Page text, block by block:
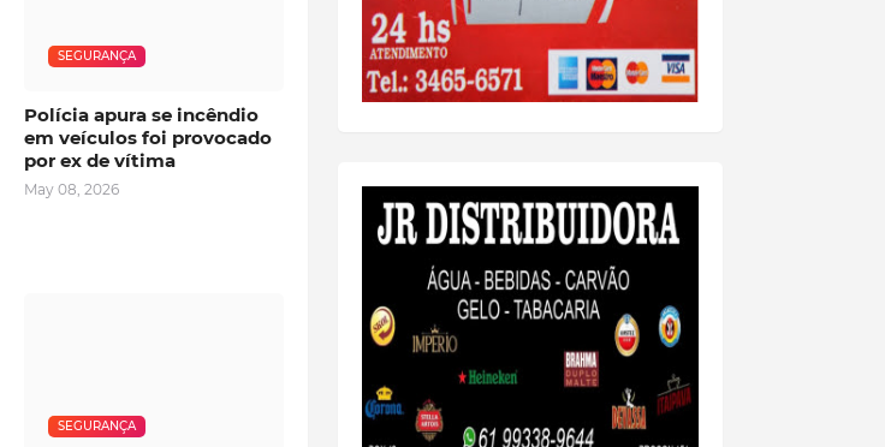
SEGURANÇA
Polícia apura se incêndio
em veículos foi provocado
por ex de vítima
May 08, 2026
SEGURANÇA